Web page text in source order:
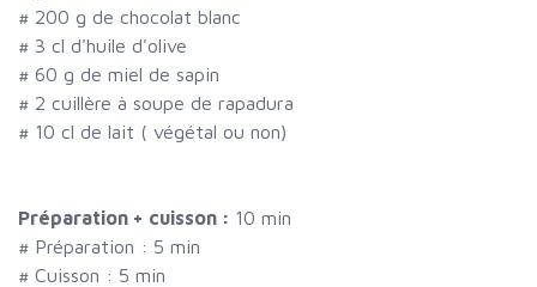
# 200 g de chocolat blanc
# 3 cl d'huile d'olive
# 60 g de miel de sapin
# 2 cuillère à soupe de rapadura
# 10 cl de lait ( végétal ou non)
Préparation + cuisson : 10 min
# Préparation : 5 min
# Cuisson : 5 min